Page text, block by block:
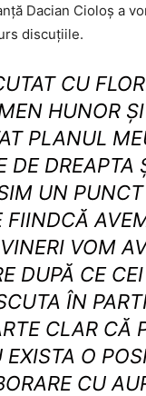
Dacian Cioloș a
discuțiile.
CU
HUNOR
PLANUL
DE DREAPTA
UN
FIINDCĂ
VOM
DUPĂ CE
ÎN
CLAR CĂ
EXISTA O
CU